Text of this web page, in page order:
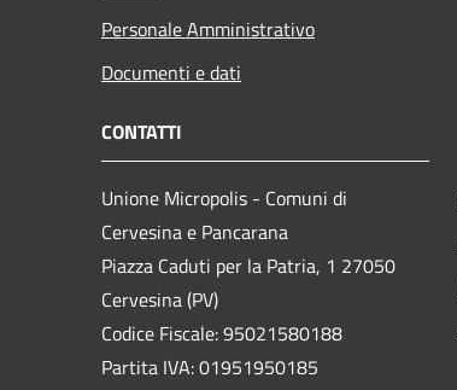
Personale Amministrativo
Documenti e dati
CONTATTI
Unione Micropolis - Comuni di
Cervesina e Pancarana
Piazza Caduti per la Patria, 1 27050
Cervesina (PV)
Codice Fiscale: 95021580188
Partita IVA: 01951950185